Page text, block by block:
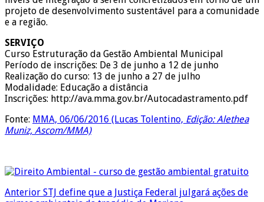
projeto de desenvolvimento sustentável para a comunidade
e a região.
SERVIÇO
Curso Estruturação da Gestão Ambiental Municipal
Período de inscrições: De 3 de junho a 12 de junho
Realização do curso: 13 de junho a 27 de julho
Modalidade: Educação a distância
Inscrições: http://ava.mma.gov.br/Autocadastramento.pdf
Fonte: MMA, 06/06/2016 (Lucas Tolentino, Edição: Alethea
Muniz, Ascom/MMA)
Anterior STJ define que a Justiça Federal julgará ações de